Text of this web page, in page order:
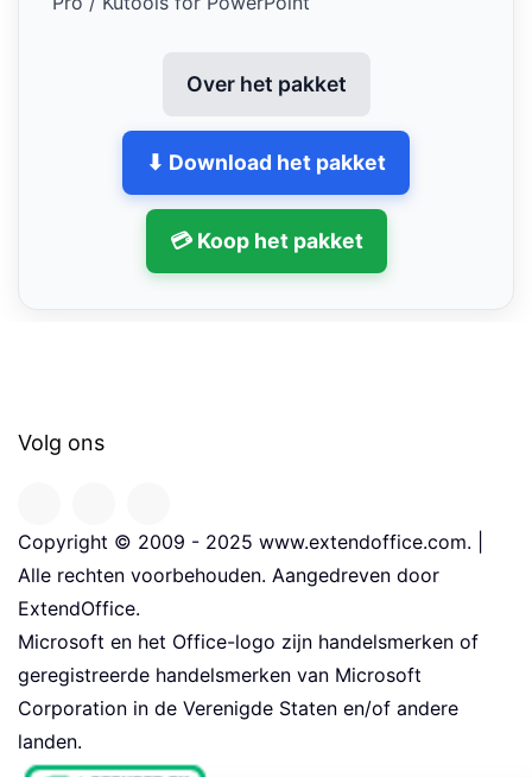
Over het pakket
⬇ Download het pakket
💳 Koop het pakket
Volg ons
Copyright © 2009 - 2025 www.extendoffice.com. |
Alle rechten voorbehouden. Aangedreven door
ExtendOffice.
Microsoft en het Office-logo zijn handelsmerken of
geregistreerde handelsmerken van Microsoft
Corporation in de Verenigde Staten en/of andere
landen.